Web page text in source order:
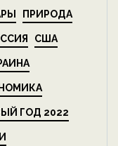
ПРИРОДА
США
ГОД 2022